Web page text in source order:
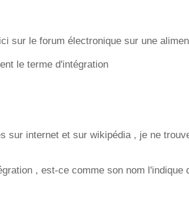
sur le forum électronique sur une
le terme d'intégration
sur internet et sur wikipédia , je ne
, est-ce comme son nom l'indique